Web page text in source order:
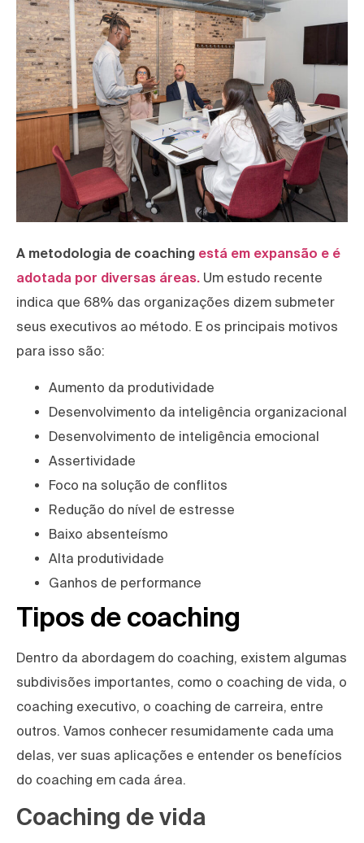
A metodologia de coaching está em expansão e é
adotada por diversas áreas. Um estudo recente
indica que 68% das organizações dizem submeter
seus executivos ao método. E os principais motivos
para isso são:
Aumento da produtividade
Desenvolvimento da inteligência organizacional
Desenvolvimento de inteligência emocional
Assertividade
Foco na solução de conflitos
Redução do nível de estresse
Baixo absenteísmo
Alta produtividade
Ganhos de performance
Tipos de coaching
Dentro da abordagem do coaching, existem algumas
subdivisões importantes, como o coaching de vida, o
coaching executivo, o coaching de carreira, entre
outros. Vamos conhecer resumidamente cada uma
delas, ver suas aplicações e entender os benefícios
do coaching em cada área.
Coaching de vida